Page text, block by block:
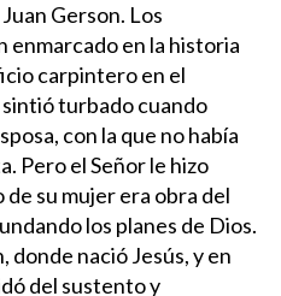
Gerson. Los
enmarcado en la historia
carpintero en el
turbado cuando
con la que no había
Pero el Señor le hizo
su mujer era obra del
los planes de Dios.
donde nació Jesús, y en
del sustento y